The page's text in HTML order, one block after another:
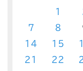
1
7
8
14
15
21
22